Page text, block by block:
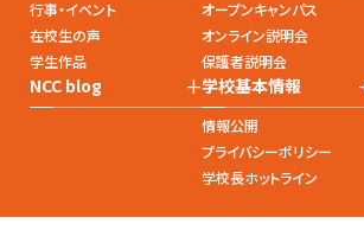
行事・イベント
在校生の声
学生作品
オープンキャンパス
オンライン説明会
保護者説明会
NCC blog +学校基本情報
情報公開
プライバシーポリシー
学校長ホットライン